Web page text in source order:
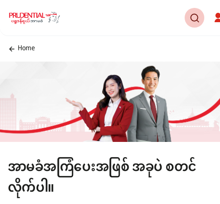
Home
အာမခံအကြံပေးအဖြစ် အခုပဲ စတင်
လိုက်ပါ။